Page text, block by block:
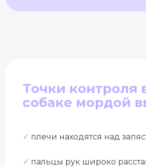
Точки контроля
собаке мордой
✓ плечи находятся над
✓ пальцы рук широко